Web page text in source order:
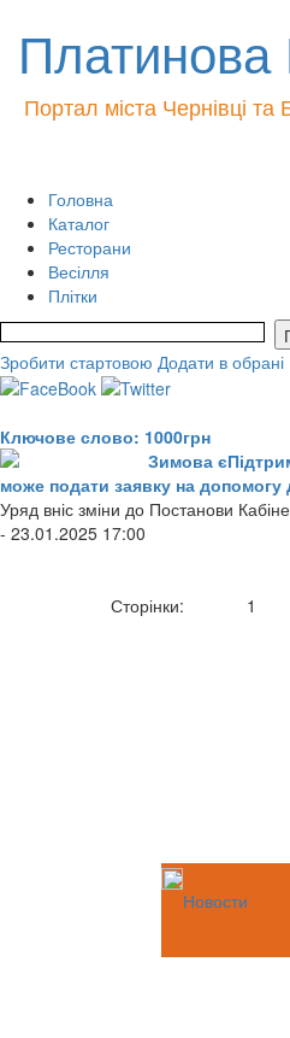
Платинова
Портал міста Чернівці та
Головна
Каталог
Ресторани
Весілля
Плітки
Зробити стартовою Додати в обрані
Ключове слово: 1000грн
Зимова
може подати заявку на допомогу
Уряд вніс зміни до Постанови
- 23.01.2025 17:00
Сторінки: 1
Новости